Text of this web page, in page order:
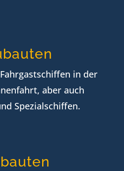
in der
aber auch
Spezialschiffen.